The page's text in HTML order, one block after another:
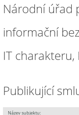
Národní úřad
informační
IT charakteru,
Publikující
Název subjektu: